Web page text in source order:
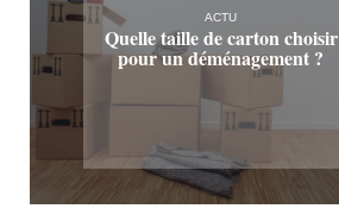
ACTU
Quelle taille de carton choisir
pour un déménagement ?